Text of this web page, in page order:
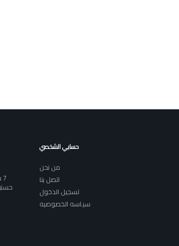
حسابي الشخصي
من نحن
اتصل بنا
تسجيل الدخول
سياسه الخصوصيه